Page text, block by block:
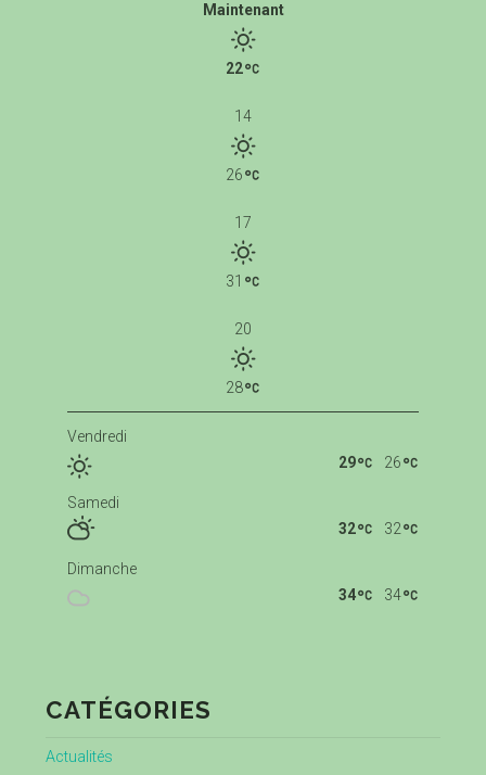
Maintenant
22
14
26
17
31
20
28
Vendredi
26
29
Samedi
32
32
Dimanche
34
34
CATÉGORIES
Actualités